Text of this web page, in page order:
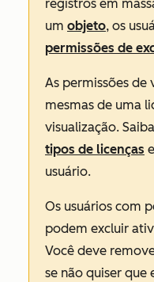
registros em
um objeto, os
permissões de
As permissões de
mesmas de uma
visualização.
tipos de licenças
usuário.
Os usuários com
podem excluir
Você deve
se não quiser que